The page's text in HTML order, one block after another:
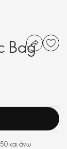
Bag
και άνω